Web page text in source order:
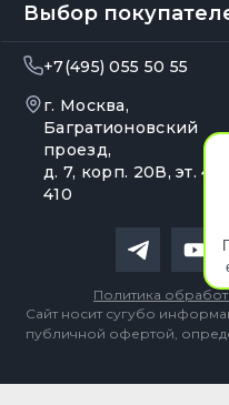
Выбор
+7(495) 055 50 55
г. Москва,
Багратионовский
проезд,
д. 7, корп. 20В, эт. 4,
410
Сайт носит сугубо
публичной офертой,
Политика